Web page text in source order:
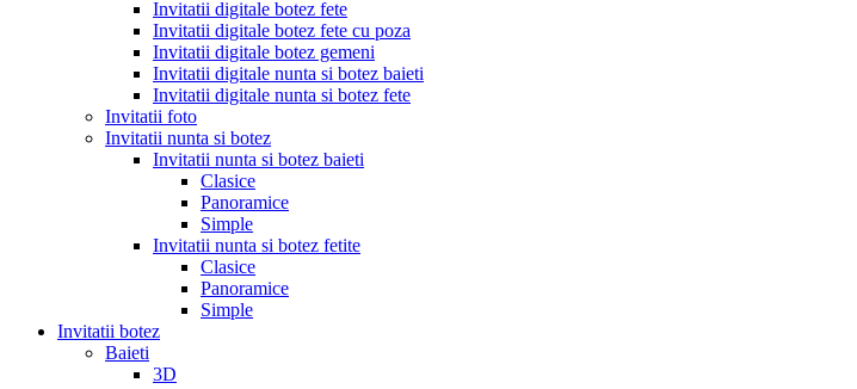
Invitatii digitale botez fete
Invitatii digitale botez fete cu poza
Invitatii digitale botez gemeni
Invitatii digitale nunta si botez baieti
Invitatii digitale nunta si botez fete
Invitatii foto
Invitatii nunta si botez
Invitatii nunta si botez baieti
Clasice
Panoramice
Simple
Invitatii nunta si botez fetite
Clasice
Panoramice
Simple
Invitatii botez
Baieti
3D